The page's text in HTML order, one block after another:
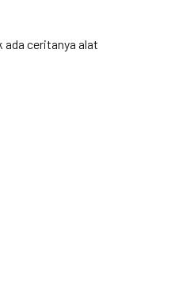
ada ceritanya alat